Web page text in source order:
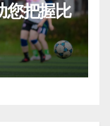
您把握比